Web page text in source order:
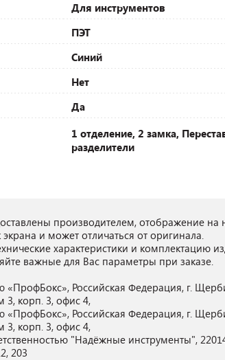
Для инструментов
ПЭТ
Синий
Нет
Да
1 отделение, 2 замка,
разделители
производителем, отображение на
и может отличаться от оригинала.
характеристики и комплектацию
важные для Вас параметры при заказе.
«ПрофБокс», Российская Федерация, г.
3, корп. 3, офис 4,
«ПрофБокс», Российская Федерация, г.
3, корп. 3, офис 4,
"Надёжные инструменты",
203